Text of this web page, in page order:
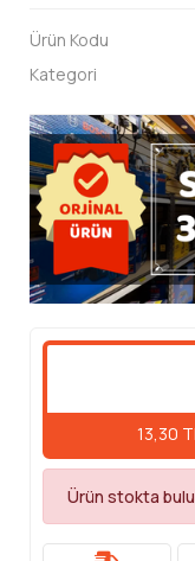
Ürün Kodu
Kategori
13,30
Ürün stokta